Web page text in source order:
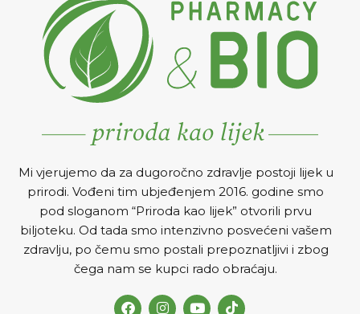
napada zglobove i kretanje
se zaustavlja. Jaki i brzi,
nismo spremni da se
nađemo na ivici života!
Mi vjerujemo da za dugoročno zdravlje postoji lijek u
prirodi. Vođeni tim ubjeđenjem 2016. godine smo
pod sloganom “Priroda kao lijek” otvorili prvu
biljoteku. Od tada smo intenzivno posvećeni vašem
zdravlju, po čemu smo postali prepoznatljivi i zbog
čega nam se kupci rado obraćaju.